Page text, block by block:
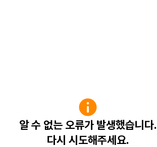
알 수 없는 오류가 발생했습니다.
다시 시도해주세요.